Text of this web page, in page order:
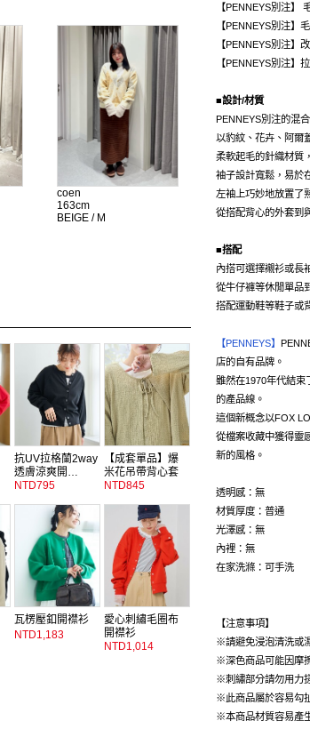
coen
163cm
BEIGE / M
抗UV拉格蘭2way
透膚涼爽開…
NTD795
【成套單品】爆
米花吊帶背心套
組
NTD845
瓦楞壓釦開襟衫
NTD1,183
愛心刺繡毛圈布
開襟衫
NTD1,014
【PENNEYS別注】
【PENNEYS別注】
【PENNEYS別注】
【PENNEYS別注】
■設計/材質
PENNEYS別注的混
以豹紋、花卉、阿爾
柔軟起毛的針織材質
袖子設計寬鬆，易於
左袖上巧妙地放置了
從搭配背心的外套到
■搭配
內搭可選擇襯衫或長
從牛仔褲等休閒單品
搭配運動鞋等鞋子或
【PENNEYS】
店的自有品牌。
雖然在1970年代結束
的產品線。
這個新概念以FOX
從檔案收藏中獲得靈
新的風格。
透明感：無
材質厚度：普通
光澤感：無
內裡：無
在家洗滌：可手洗
【注意事項】
※請避免浸泡清洗或
※深色商品可能因摩
※刺繡部分請勿用力
※此商品屬於容易勾
※本商品材質容易產